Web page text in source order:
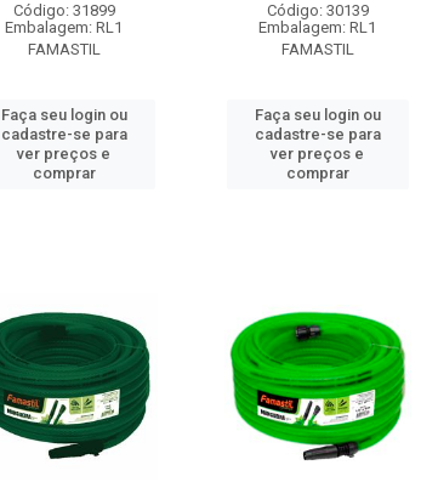
Código: 31899
Embalagem: RL1
FAMASTIL
Faça seu login ou
cadastre-se para
ver preços e
comprar
Código: 30139
Embalagem: RL1
FAMASTIL
Faça seu login ou
cadastre-se para
ver preços e
comprar